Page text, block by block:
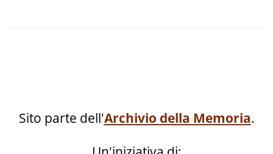
Sito parte dell'Archivio della Memoria.